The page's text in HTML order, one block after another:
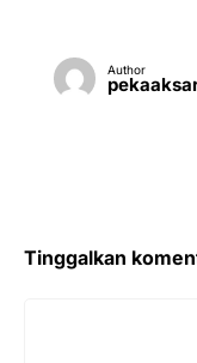
Author
Tinggalkan